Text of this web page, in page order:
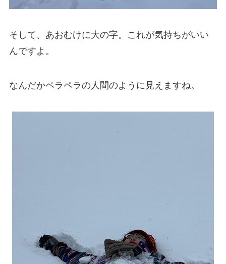
そして、あおむけに大の字。これが気持ちがいい
んですよ。
なんだかペラペラの人間のように見えますね。